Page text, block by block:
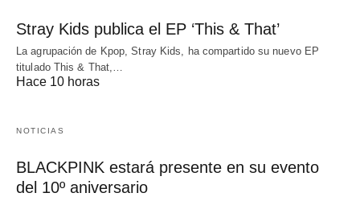
Stray Kids publica el EP ‘This & That’
La agrupación de Kpop, Stray Kids, ha compartido su nuevo EP
titulado This & That,…
Hace 10 horas
NOTICIAS
BLACKPINK estará presente en su evento
del 10º aniversario